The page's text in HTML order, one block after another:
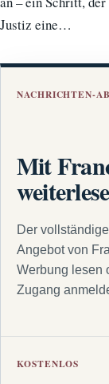
Justiz eine…
NACHRICHTEN-
Mit
Der
Angebot von
Werbung lesen
Zugang
KOSTENLOS